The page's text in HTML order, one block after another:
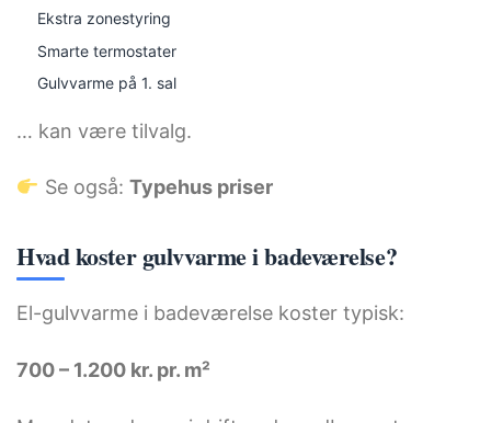
Ekstra zonestyring
Smarte termostater
Gulvvarme på 1. sal
… kan være tilvalg.
Se også: Typehus priser
Hvad koster gulvvarme i badeværelse?
El-gulvvarme i badeværelse koster typisk:
700 – 1.200 kr. pr. m²